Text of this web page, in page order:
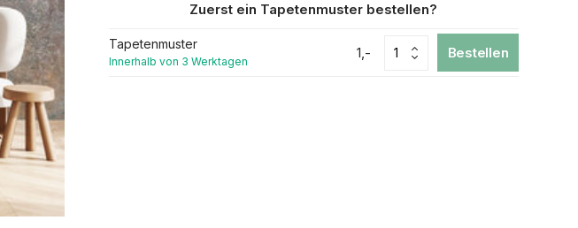
Zuerst ein Tapetenmuster bestellen?
Tapetenmuster
Innerhalb von 3 Werktagen
1,- Bestellen